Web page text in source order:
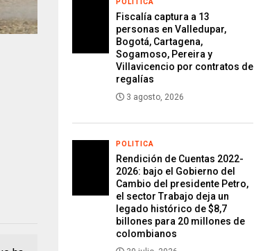
POLITICA
Fiscalía captura a 13
personas en Valledupar,
Bogotá, Cartagena,
Sogamoso, Pereira y
Villavicencio por contratos de
regalías
3 agosto, 2026
POLITICA
Rendición de Cuentas 2022-
2026: bajo el Gobierno del
Cambio del presidente Petro,
el sector Trabajo deja un
legado histórico de $8,7
billones para 20 millones de
colombianos